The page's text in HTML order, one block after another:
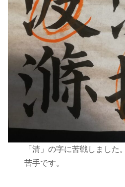
「清」の字に苦戦しました
苦手です。